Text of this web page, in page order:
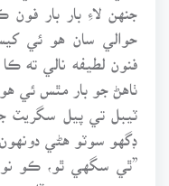
جنهن لاءِ بار بار
حوالي سان هو ئي
فنون لطيفه نالي
ٺاهڻ جو بار مٿس ئي هو.
ٽيبل تي پيل سگريٽ
ڊگهو سوٽو هڻي
”ٿي سگهي ٿو، ڪو
عيوض پنهنجي ڏات